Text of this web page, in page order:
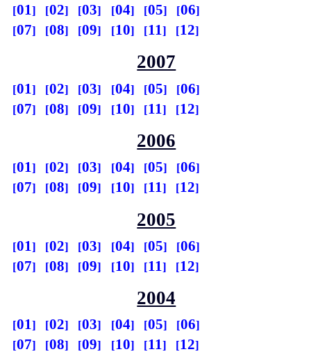
01 02 03 04 05
06
07
08 09 10 11 12
2007
01 02 03 04 05
06
07
08 09 10 11 12
2006
01 02 03 04 05
06
07
08 09 10 11 12
2005
01 02 03 04 05
06
07
08 09 10 11 12
2004
01 02 03 04 05
06
07
08 09 10 11 12